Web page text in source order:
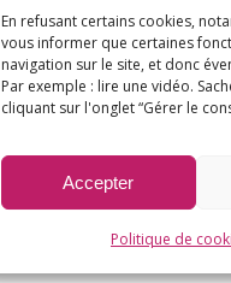
En refusant certains cookies,
vous informer que certaines
navigation sur le site, et donc
Par exemple : lire une vidéo.
cliquant sur l'onglet “Gérer le
Accepter
Politique de